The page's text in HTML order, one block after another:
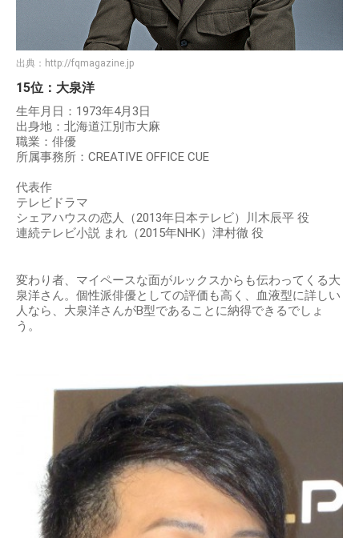
出典： http://fqmagazine.jp
15位：大泉洋
生年月日：1973年4月3日
出身地：北海道江別市大麻
職業：俳優
所属事務所：CREATIVE OFFICE CUE
代表作
テレビドラマ
シェアハウスの恋人（2013年日本テレビ）川木辰平 役
連続テレビ小説 まれ（2015年NHK）津村徹 役
変わり者、マイペースな面がルックスからも伝わってくる大
泉洋さん。個性派俳優としての評価も高く、血液型に詳しい
人なら、大泉洋さんがB型であることに納得できるでしょ
う。